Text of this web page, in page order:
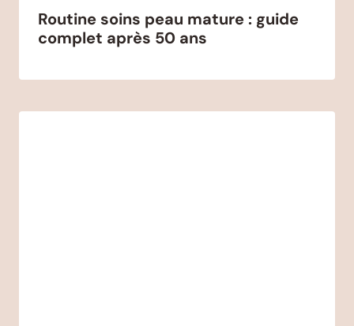
Routine soins peau mature : guide
complet après 50 ans